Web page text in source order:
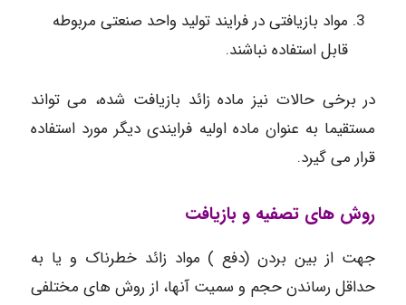
مواد بازیافتی در فرایند تولید واحد صنعتی مربوطه
قابل استفاده نباشند.
در برخی حالات نیز ماده زائد بازیافت شده، می تواند
مستقیما به عنوان ماده اولیه فرایندی دیگر مورد استفاده
قرار می گیرد.
روش های تصفیه و بازیافت
جهت از بین بردن (دفع ) مواد زائد خطرناک و یا به
حداقل رساندن حجم و سمیت آنها، از روش های مختلفی